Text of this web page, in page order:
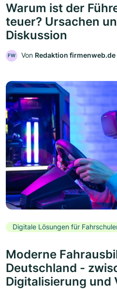
Warum ist der
teuer? Ursachen
Diskussion
FW Von Redaktion firmenweb.de
Digitale Lösungen für
Moderne
Deutschland -
Digitalisierung und